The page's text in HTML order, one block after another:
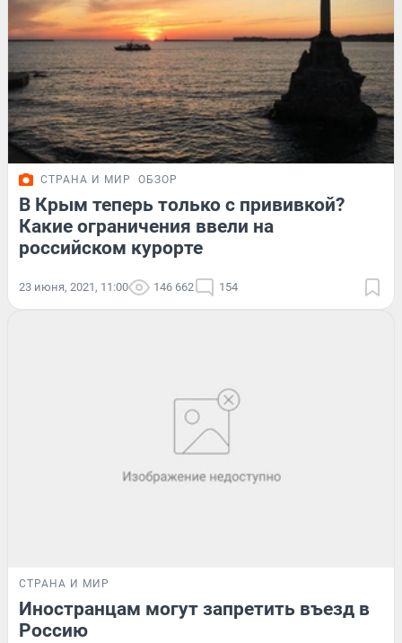
СТРАНА И МИР ОБЗОР
В Крым теперь только с прививкой?
Какие ограничения ввели на
российском курорте
23 июня, 2021, 11:00 146 662 154
СТРАНА И МИР
Иностранцам могут запретить въезд в
Россию